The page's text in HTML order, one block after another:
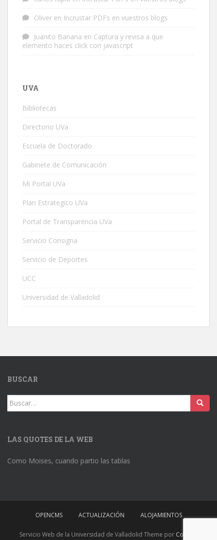
Oliver en Incrustar PDFs en vuestros blogs
Juanito Banana en Captura y revisa a que
elemento haces click con javascript
UVA
Bibliotecas
Directorio UVa
Escuela de Doctorado
Gabinete de Comunicación
Mi Portal UVa
Plan Estrategico UVa
Portal de Transparencia UVa
Servicio Consigna
Servicio de Deportes
UCC
Universidad de Valladolid
BUSCAR
Buscar:
LAS QUOTES DE LA WEB
Como Moises, cuando partio las tablas
OPENCMS ACTUALIZACIÓN ALOJAMIENTOS
Servicio Web de la Universidad de Valladolid Theme por Colorlib